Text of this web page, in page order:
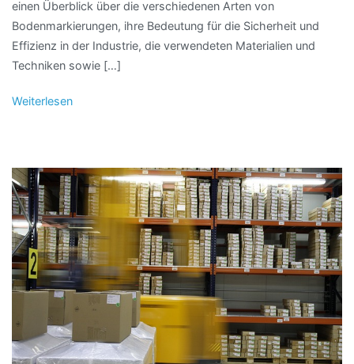
einen Überblick über die verschiedenen Arten von
Bodenmarkierungen, ihre Bedeutung für die Sicherheit und
Effizienz in der Industrie, die verwendeten Materialien und
Techniken sowie […]
Weiterlesen